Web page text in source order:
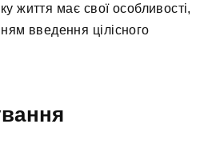
життя має свої особливості,
введення цілісного